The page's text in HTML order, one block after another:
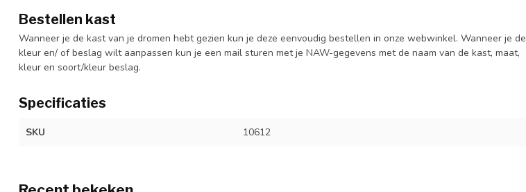
Bestellen kast
Wanneer je de kast van je dromen hebt gezien kun je deze eenvoudig bestellen in onze webwinkel. Wanneer je de
kleur en/ of beslag wilt aanpassen kun je een mail sturen met je NAW-gegevens met de naam van de kast, maat,
kleur en soort/kleur beslag.
Specificaties
SKU 10612